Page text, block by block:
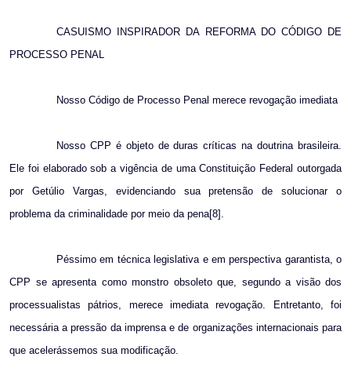
CASUISMO INSPIRADOR DA REFORMA DO CÓDIGO DE
PROCESSO PENAL
Nosso Código de Processo Penal merece revogação imediata
Nosso CPP é objeto de duras críticas na doutrina brasileira.
Ele foi elaborado sob a vigência de uma Constituição Federal outorgada
por Getúlio Vargas, evidenciando sua pretensão de solucionar o
problema da criminalidade por meio da pena[8].
Péssimo em técnica legislativa e em perspectiva garantista, o
CPP se apresenta como monstro obsoleto que, segundo a visão dos
processualistas pátrios, merece imediata revogação. Entretanto, foi
necessária a pressão da imprensa e de organizações internacionais para
que acelerássemos sua modificação.